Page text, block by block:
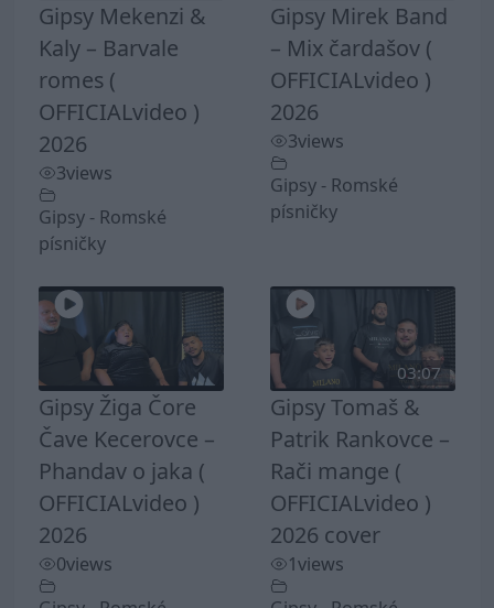
Gipsy Mekenzi &
Kaly – Barvale
romes (
OFFICIALvideo )
2026
3views
Gipsy - Romské
písničky
Gipsy Mirek Band
– Mix čardašov (
OFFICIALvideo )
2026
3views
Gipsy - Romské
písničky
Gipsy Žiga Čore
Čave Kecerovce –
Phandav o jaka (
OFFICIALvideo )
2026
0views
03:07
Gipsy Tomaš &
Patrik Rankovce –
Rači mange (
OFFICIALvideo )
2026 cover
1views